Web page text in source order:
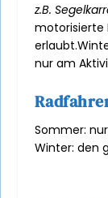
z.B.
motorisierte
erlaubt.
nur am
Sommer:
Winter: den